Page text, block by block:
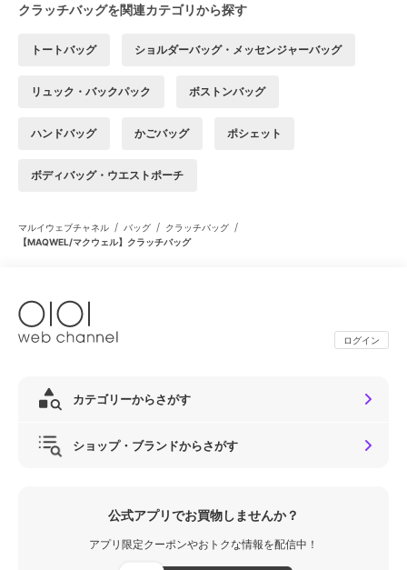
クラッチバッグを関連カテゴリから探す
トートバッグ ショルダーバッグ・メッセンジャーバッグ
リュック・バックパック ボストンバッグ
ハンドバッグ かごバッグ ポシェット
ボディバッグ・ウエストポーチ
マルイウェブチャネル / バッグ / クラッチバッグ /
【MAQWEL/マクウェル】クラッチバッグ
ログイン
カテゴリーからさがす
ショップ・ブランドからさがす
公式アプリでお買物しませんか？
アプリ限定クーポンやおトクな情報を配信中！